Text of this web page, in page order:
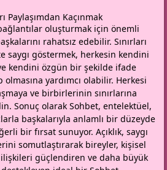
Paylaşımdan Kaçınmak
oluşturmak için önemli
rahatsız edebilir. Sınırları
saygı göstermek, herkesin kendini
kendini özgün bir şekilde ifade
yardımcı olabilir. Herkesi
ve birbirlerinin sınırlarına
Sonuç olarak Sohbet, entelektüel,
başkalarıyla anlamlı bir düzeyde
bir fırsat sunuyor. Açıklık, saygı
somutlaştırarak bireyler, kişisel
güçlendiren ve daha büyük